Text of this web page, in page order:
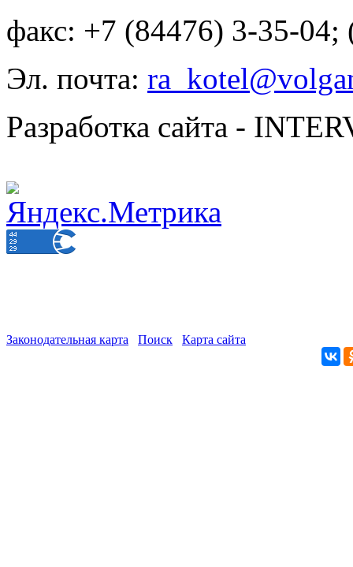
факс: +7 (84476) 3-35-04;
Эл. почта:
Разработка сайта -
Законодательная карта Поиск Карта сайта